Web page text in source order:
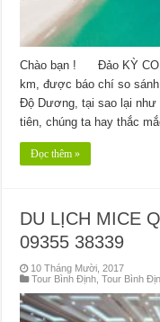
Chào bạn ! Đảo KỲ CO
km, được báo chí so
Độ Dương, tại sao lại như
tiên, chúng ta hay thắc
Đọc thêm »
DU LỊCH MICE
09355 38339
10 Tháng Mười, 2017
Tour Bình Định ,Tour Bình